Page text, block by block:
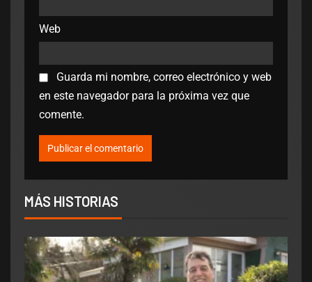
Web
Guarda mi nombre, correo electrónico y web
en este navegador para la próxima vez que
comente.
MÁS HISTORIAS